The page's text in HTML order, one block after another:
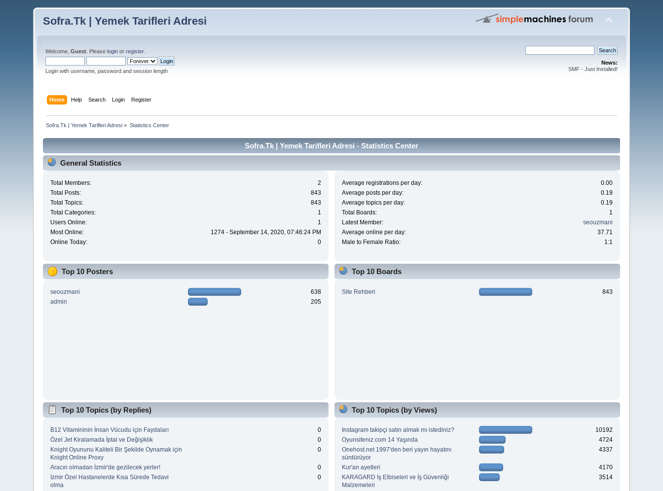
Sofra.Tk | Yemek Tarifleri Adresi
Welcome,Guest . Pleaselogin orregister.
Login with username, password and session length
News:
SMF - Just Installed!
Home Help Search Login Register
Sofra.Tk | Yemek Tarifleri Adresi » Statistics Center
Sofra.Tk | Yemek Tarifleri Adresi - Statistics Center
General Statistics
Total Members:
2
Total Posts:
843
Total Topics:
843
Total Categories:
1
Users Online:
1
Most Online:
1274 - September 14, 2020, 07:46:24 PM
Online Today:
0
Average registrations per day:
0.00
Average posts per day:
0.19
Average topics per day:
0.19
Total Boards:
1
Latest Member:
seouzmani
Average online per day:
37.71
Male to Female Ratio:
1:1
Top 10 Posters
seouzmani
638
admin
205
Top 10 Boards
Site Rehberi 843
Top 10 Topics (by Replies)
B12 Vitamininin İnsan Vücudu için Faydaları
0
Özel Jet Kiralamada İptal ve Değişiklik
0
Knight Oyununu Kaliteli Bir Şekilde Oynamak için
Knight Online Proxy
0
Aracın olmadan İzmir'de gezilecek yerler!
0
İzmir Özel Hastanelerde Kısa Sürede Tedavi
olma
0
Top 10 Topics (by Views)
Instagram takipçi satın almak mı istediniz?
10192
Oyunsiteniz.com 14 Yaşında
4724
Onehost.net 1997'den beri yayın hayatını
sürdürüyor
4337
Kur'an ayetleri
4170
KARAGARD İş Elbiseleri ve İş Güvenliği
Malzemeleri
3514